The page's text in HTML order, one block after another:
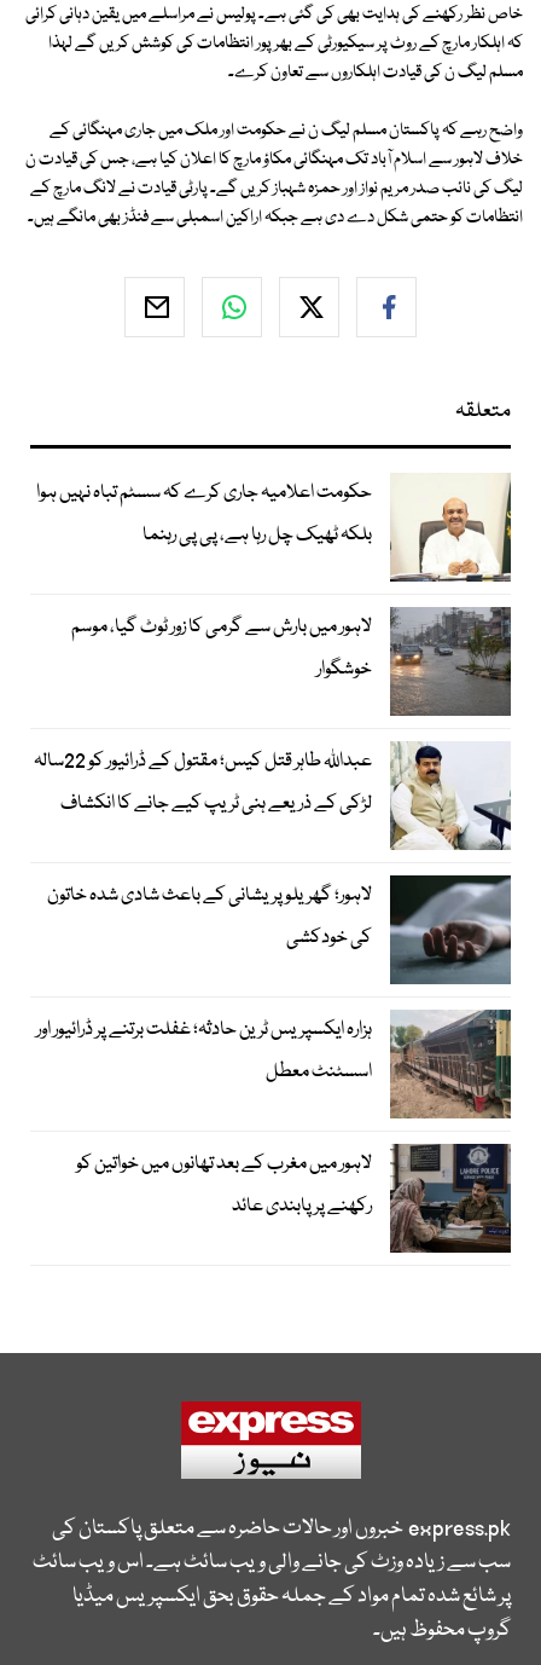
خاص نظر رکھنے کی ہدایت بھی کی گئی ہے۔ پولیس نے مراسلے میں یقین دہانی کرائی
کہ اہلکار مارچ کے روٹ پر سیکیورٹی کے بھرپور انتظامات کی کوشش کریں گے لہذا
مسلم لیگ ن کی قیادت اہلکاروں سے تعاون کرے۔
واضح رہے کہ پاکستان مسلم لیگ ن نے حکومت اور ملک میں جاری مہنگائی کے
خلاف لاہور سے اسلام آباد تک مہنگائی مکاؤ مارچ کا اعلان کیا ہے، جس کی قیادت ن
لیگ کی نائب صدر مریم نواز اور حمزہ شہباز کریں گے۔ پارٹی قیادت نے لانگ مارچ کے
انتظامات کو حتمی شکل دے دی ہے جبکہ اراکین اسمبلی سے فنڈز بھی مانگے ہیں۔
متعلقہ
حکومت اعلامیہ جاری کرے کہ سسٹم تباہ نہیں ہوا
بلکہ ٹھیک چل رہا ہے، پی پی رہنما
لاہور میں بارش سے گرمی کا زور ٹوٹ گیا، موسم
خوشگوار
عبداللہ طاہر قتل کیس؛ مقتول کے ڈرائیور کو 22سالہ
لڑکی کے ذریعے ہنی ٹریپ کیے جانے کا انکشاف
لاہور؛ گھریلو پریشانی کے باعث شادی شدہ خاتون
کی خودکشی
ہزارہ ایکسپریس ٹرین حادثہ؛ غفلت برتنے پر ڈرائیور اور
اسسٹنٹ معطل
لاہور میں مغرب کے بعد تھانوں میں خواتین کو
رکھنے پر پابندی عائد
express.pkخبروں اور حالات حاضرہ سے متعلق پاکستان کی
سب سے زیادہ وزٹ کی جانے والی ویب سائٹ ہے۔ اس ویب سائٹ
پر شائع شدہ تمام مواد کے جملہ حقوق بحق ایکسپریس میڈیا
گروپ محفوظ ہیں۔